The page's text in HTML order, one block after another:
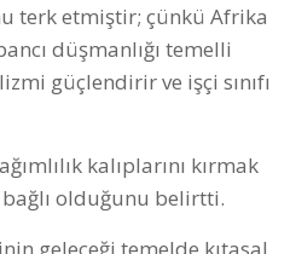
terk etmiştir; çünkü Afrika
düşmanlığı temelli
güçlendirir ve işçi sınıfı
kalıplarını kırmak
olduğunu belirtti.